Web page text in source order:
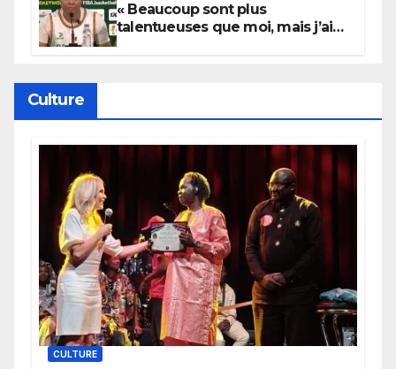
« Beaucoup sont plus
talentueuses que moi, mais j’ai
Culture
CULTURE